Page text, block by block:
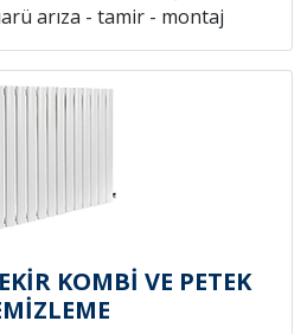
arıza - tamir - montaj
KOMBİ VE PETEK